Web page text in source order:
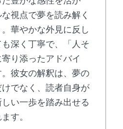
視点で夢を読み解く
華やかな外見に反し
深く丁寧で、「人そ
り添ったアドバイ
彼女の解釈は、夢の
でなく、読者自身が
い一歩を踏み出せる
す。